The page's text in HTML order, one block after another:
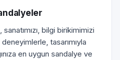
bilgi birikimimizi
tasarımıyla
en uygun sandalye ve